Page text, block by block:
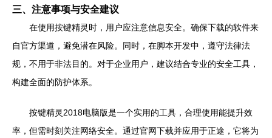
三、注意事项与安全建议
在使用按键精灵时，用户应注意信息安全。确保下载的软件来
自官方渠道，避免潜在风险。同时，在脚本开发中，遵守法律法
规，不用于非法目的。对于企业用户，建议结合专业的安全工具，
构建全面的防护体系。
按键精灵2018电脑版是一个实用的工具，合理使用能提升效
率，但需时刻关注网络安全。通过官网下载并应用于正途，它将为